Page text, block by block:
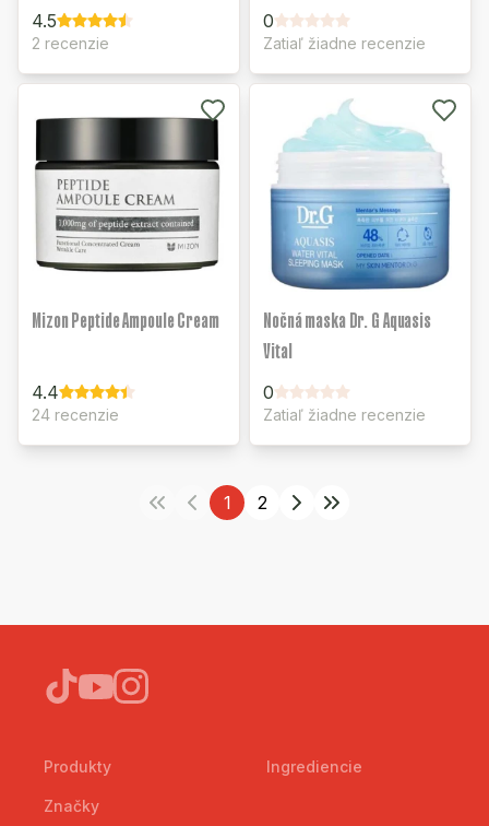
4.5
2 recenzie
0
Zatiaľ žiadne recenzie
Mizon Peptide Ampoule Cream
4.4
24 recenzie
Nočná maska Dr. G Aquasis
Vital
0
Zatiaľ žiadne recenzie
1 2
Produkty
Značky
Ingrediencie